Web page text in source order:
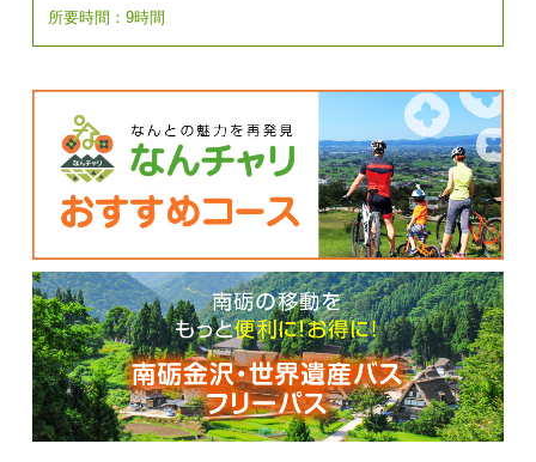
所要時間：9時間